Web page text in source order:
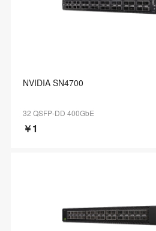
NVIDIA SN4700
32 QSFP-DD 400GbE
￥1